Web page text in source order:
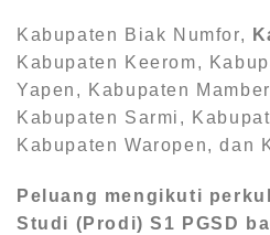
Kabupaten Biak Numfor,
Kabupaten Keerom,
Yapen, Kabupaten
Kabupaten Sarmi,
Kabupaten Waropen, dan
Peluang mengikuti
Studi (Prodi) S1 PGSD